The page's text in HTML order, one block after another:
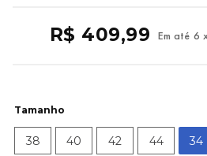
R$ 409,99 Em até 6
Tamanho
38 40 42 44 34
kenner
8º regata
9º mochila oakley